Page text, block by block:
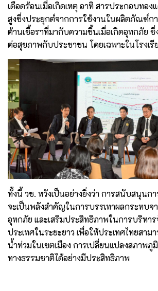
เดือดร้อนเมื่อเกิดเหตุ อาทิ สารประกอบทอ
สูงซึ่งประยุกต์จากการใช้งานในผลิตภัณฑ์ก
ต้านเชื้อราที่มากับความชื้นเมื่อเกิดอุทกภัย
ต่อสุขภาพกับประชาชน โดยเฉพาะในโรงเรี
ทั้งนี้ วช. หวังเป็นอย่างยิ่งว่า การสนับสนุนก
จะเป็นพลังสำคัญในการบรรเทาผลกระทบจ
อุทกภัย และเสริมประสิทธิภาพในการบริหา
ประเทศในระยะยาว เพื่อให้ประเทศไทยสา
น้ำท่วมในเขตเมือง การเปลี่ยนแปลงสภาพ
ทางธรรมชาติได้อย่างมีประสิทธิภาพ